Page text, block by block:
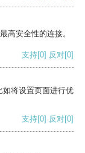
高安全性的连接。
支持[0] 反对[0]
如将设置页面进行优
支持[0] 反对[0]